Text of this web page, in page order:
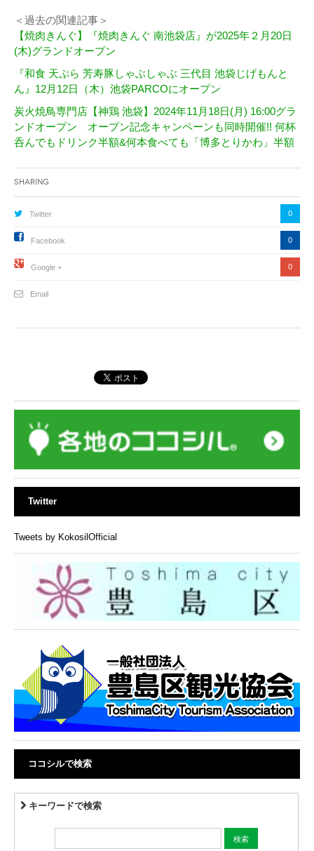
＜過去の関連記事＞
【焼肉きんぐ】『焼肉きんぐ 南池袋店』が2025年２⽉20⽇
(木)グランドオープン
『和食 天ぷら 芳寿豚しゃぶしゃぶ 三代目 池袋じげもんと
ん』12月12日（木）池袋PARCOにオープン
炭火焼鳥専門店【神鶏 池袋】2024年11月18日(月) 16:00グラ
ンドオープン オープン記念キャンペーンも同時開催!! 何杯
呑んでもドリンク半額&何本食べても「博多とりかわ」半額
Sharing
Twitter 0
Facebook 0
Google + 0
Email
Twitter
Tweets by KokosilOfficial
ココシルで検索
キーワードで検索